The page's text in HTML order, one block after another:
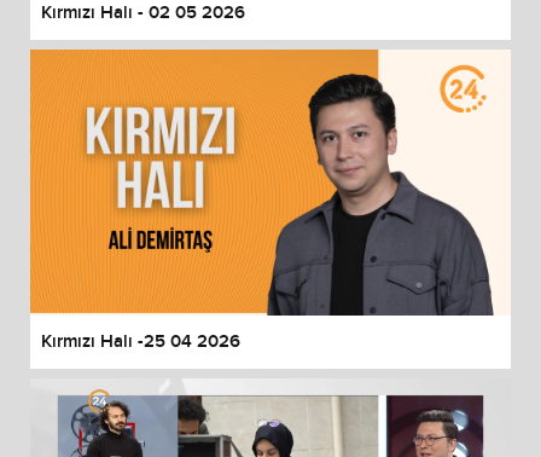
Kırmızı Halı - 02 05 2026
Kırmızı Halı -25 04 2026